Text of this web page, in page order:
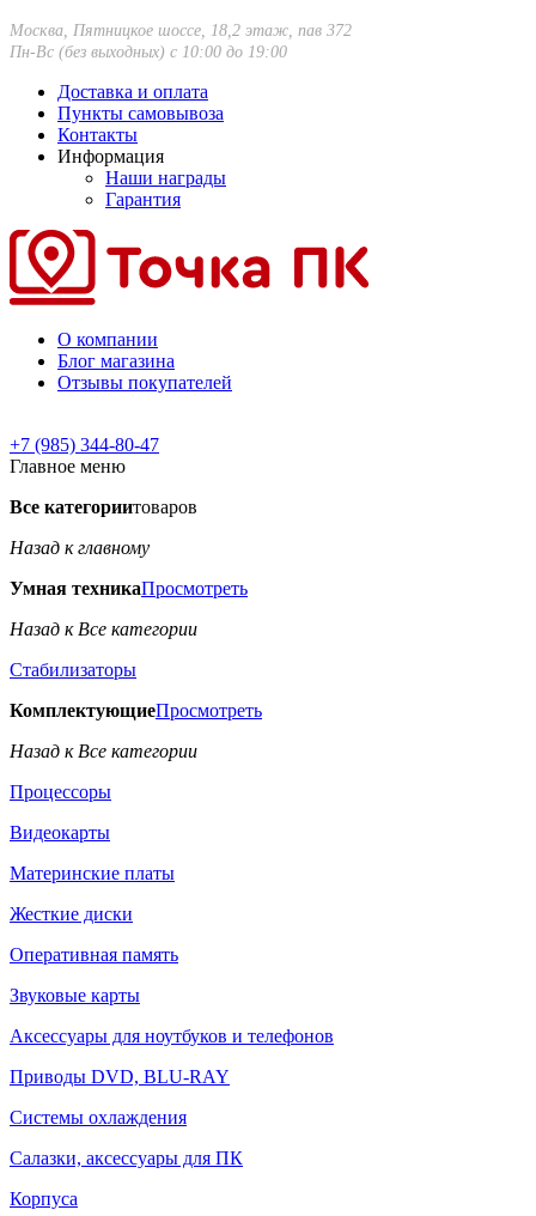
Москва, Пятницкое шоссе, 18,2 этаж, пав 372
Пн-Вс (без выходных) с 10:00 до 19:00
Доставка и оплата
Пункты самовывоза
Контакты
Информация
Наши награды
Гарантия
О компании
Блог магазина
Отзывы покупателей
+7 (985) 344-80-47
Главное меню
Все категориитоваров
Назад к главному
Умная техникаПросмотреть
Назад к Все категории
Стабилизаторы
КомплектующиеПросмотреть
Назад к Все категории
Процессоры
Видеокарты
Материнские платы
Жесткие диски
Оперативная память
Звуковые карты
Аксессуары для ноутбуков и телефонов
Приводы DVD, BLU-RAY
Системы охлаждения
Салазки, аксессуары для ПК
Корпуса